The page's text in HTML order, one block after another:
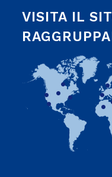
VISITA IL